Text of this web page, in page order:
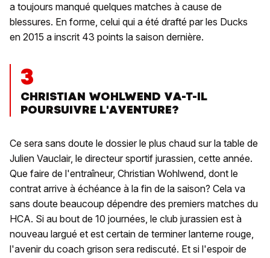
a toujours manqué quelques matches à cause de
blessures. En forme, celui qui a été drafté par les Ducks
en 2015 a inscrit 43 points la saison dernière.
3
CHRISTIAN WOHLWEND VA-T-IL
POURSUIVRE L'AVENTURE?
Ce sera sans doute le dossier le plus chaud sur la table de
Julien Vauclair, le directeur sportif jurassien, cette année.
Que faire de l'entraîneur, Christian Wohlwend, dont le
contrat arrive à échéance à la fin de la saison? Cela va
sans doute beaucoup dépendre des premiers matches du
HCA. Si au bout de 10 journées, le club jurassien est à
nouveau largué et est certain de terminer lanterne rouge,
l'avenir du coach grison sera rediscuté. Et si l'espoir de